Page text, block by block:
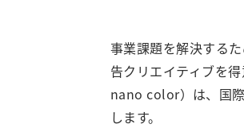
事業課題を解決する
告クリエイティブを
nano color）は、国
します。